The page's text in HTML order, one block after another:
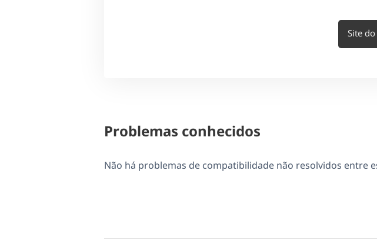
Site
Problemas conhecidos
Não há problemas de compatibilidade não resolvidos entre